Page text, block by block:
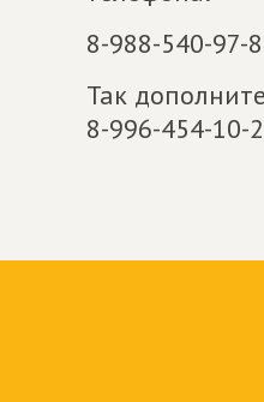
8-988-540-97-
Так
8-996-454-10-